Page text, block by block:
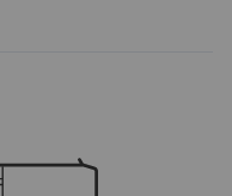
negras antes de la